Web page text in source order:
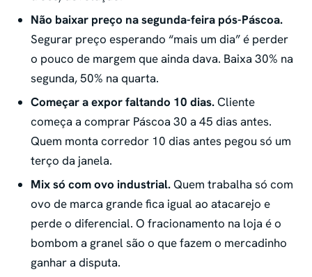
Não baixar preço na segunda-feira pós-Páscoa.
Segurar preço esperando “mais um dia” é perder
o pouco de margem que ainda dava. Baixa 30% na
segunda, 50% na quarta.
Começar a expor faltando 10 dias.Cliente
começa a comprar Páscoa 30 a 45 dias antes.
Quem monta corredor 10 dias antes pegou só um
terço da janela.
Mix só com ovo industrial.Quem trabalha só com
ovo de marca grande fica igual ao atacarejo e
perde o diferencial. O fracionamento na loja é o
bombom a granel são o que fazem o mercadinho
ganhar a disputa.